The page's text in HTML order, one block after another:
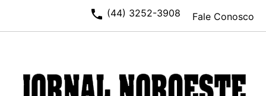
Fale Conosco
phone (44) 3252-3908